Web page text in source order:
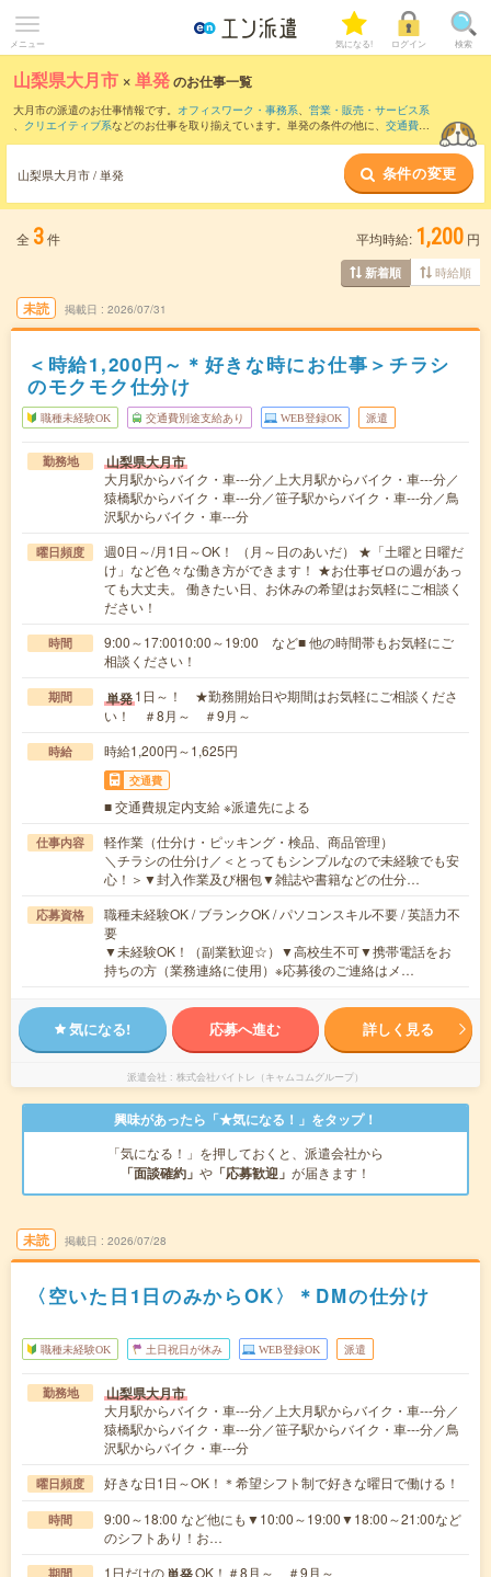
メニュー 気になる! ログイン 検索
山梨県大月市 ×単発のお仕事一覧
大月市の派遣のお仕事情報です。 オフィスワーク・事務系、 営業・販売・サービス系
、 クリエイティブ系などのお仕事を取り揃えています。単発の条件の他に、 交通費別
山梨県大月市 / 単発 条件の変更
全 3件 平均時給: 1,200 円
新着順 時給順
未読 掲載日 2026/07/31
＜時給1,200円～＊好きな時にお仕事＞チラシ
のモクモク仕分け
職種未経験OK 交通費別途支給あり WEB登録OK 派遣
勤務地 山梨県大月市
大月駅からバイク・車---分／上大月駅からバイク・車---分／
猿橋駅からバイク・車---分／笹子駅からバイク・車---分／鳥
沢駅からバイク・車---分
曜日頻度
週0日～/月1日～OK！ （月～日のあいだ） ★「土曜と日曜だ
け」など色々な働き方ができます！ ★お仕事ゼロの週があっ
ても大丈夫。 働きたい日、お休みの希望はお気軽にご相談く
ださい！
時間
9:00～17:0010:00～19:00 など■ 他の時間帯もお気軽にご
相談ください！
期間 単発1日～！ ★勤務開始日や期間はお気軽にご相談くださ
い！ ＃8月～ ＃9月～
時給 時給1,200円～1,625円
交通費
■ 交通費規定内支給 ※派遣先による
仕事内容
軽作業（仕分け・ピッキング・検品、商品管理）
＼チラシの仕分け／＜とってもシンプルなので未経験でも安
心！＞▼封入作業及び梱包▼雑誌や書籍などの仕分…
応募資格
職種未経験OK / ブランクOK / パソコンスキル不要 / 英語力不
要
▼未経験OK！（副業歓迎☆）▼高校生不可▼携帯電話をお
持ちの方（業務連絡に使用）※応募後のご連絡はメ…
気になる! 応募へ進む 詳しく見る
派遣会社 株式会社バイトレ（キャムコムグループ）
興味があったら「★気になる！」をタップ！
「気になる！」を押しておくと、派遣会社から
「面談確約」 や 「応募歓迎」 が届きます！
未読 掲載日 2026/07/28
〈空いた日1日のみからOK〉＊DMの仕分け
職種未経験OK 土日祝日が休み WEB登録OK 派遣
勤務地 山梨県大月市
大月駅からバイク・車---分／上大月駅からバイク・車---分／
猿橋駅からバイク・車---分／笹子駅からバイク・車---分／鳥
沢駅からバイク・車---分
曜日頻度 好きな日1日～OK！＊希望シフト制で好きな曜日で働ける！
時間
9:00～18:00 など他にも▼10:00～19:00▼18:00～21:00など
のシフトあり！お…
期間 1日だけの OK！＃8月～ ＃9月～